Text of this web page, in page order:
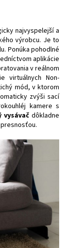
najvyspelejší a
výrobcu. Je to
Ponúka pohodlné
aplikácie
v reálnom
virtuálnych Non-
mód, v ktorom
zvýši sací
kamere s
dôkladne